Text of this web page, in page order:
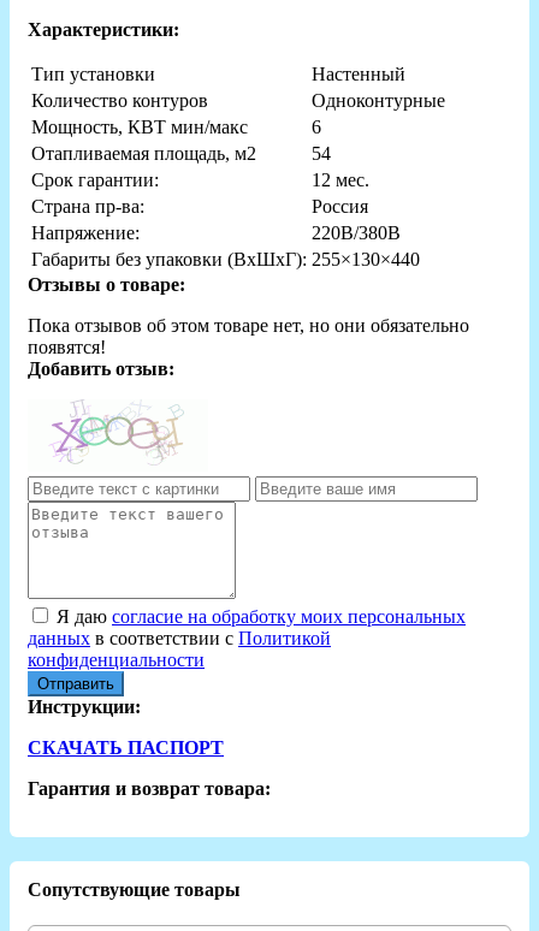
Характеристики:
Тип установки
Настенный
Количество контуров
Одноконтурные
Мощность, КВТ мин/макс
6
Отапливаемая площадь, м2
54
Срок гарантии:
12 мес.
Страна пр-ва:
Россия
Напряжение:
220В/380В
Габариты без упаковки (ВxШxГ): 255×130×440
Отзывы о товаре:
Пока отзывов об этом товаре нет, но они обязательно
появятся!
Добавить отзыв:
Я даю согласие на обработку моих персональных
данных в соответствии с Политикой
конфиденциальности
Отправить
Инструкции:
СКАЧАТЬ ПАСПОРТ
Гарантия и возврат товара:
Сопутствующие товары